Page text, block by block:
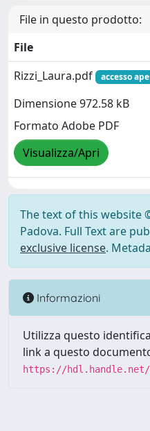
File in questo prodotto:
File
Rizzi_Laura.pdf
accesso
Dimensione 972.58 kB
Formato Adobe PDF
Visualizza/Apri
The text of this website
Padova. Full Text are
exclusive license.
Informazioni
Utilizza questo
link a questo
https://hdl.handle.net/